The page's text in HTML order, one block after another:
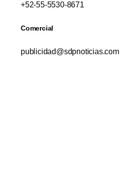
+52-55-5530-8671
Comercial
publicidad@sdpnoticias.com